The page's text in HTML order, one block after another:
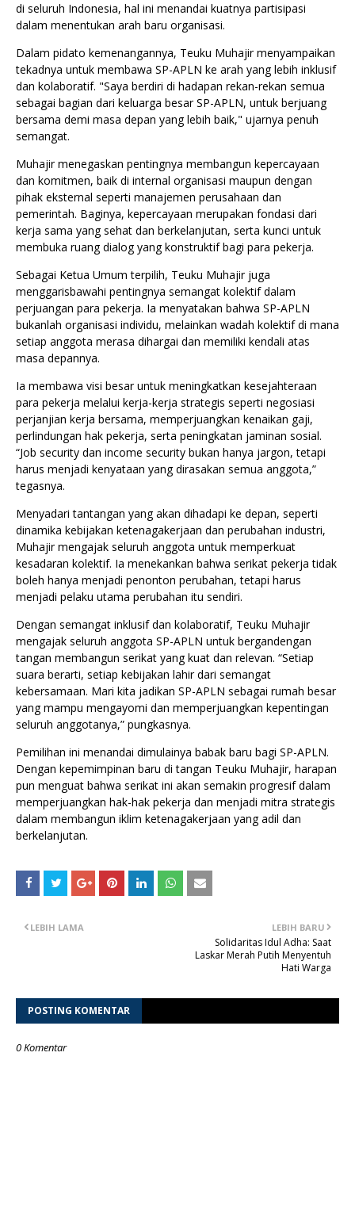
di seluruh Indonesia, hal ini menandai kuatnya partisipasi
dalam menentukan arah baru organisasi.
Dalam pidato kemenangannya, Teuku Muhajir menyampaikan
tekadnya untuk membawa SP-APLN ke arah yang lebih inklusif
dan kolaboratif. "Saya berdiri di hadapan rekan-rekan semua
sebagai bagian dari keluarga besar SP-APLN, untuk berjuang
bersama demi masa depan yang lebih baik," ujarnya penuh
semangat.
Muhajir menegaskan pentingnya membangun kepercayaan
dan komitmen, baik di internal organisasi maupun dengan
pihak eksternal seperti manajemen perusahaan dan
pemerintah. Baginya, kepercayaan merupakan fondasi dari
kerja sama yang sehat dan berkelanjutan, serta kunci untuk
membuka ruang dialog yang konstruktif bagi para pekerja.
Sebagai Ketua Umum terpilih, Teuku Muhajir juga
menggarisbawahi pentingnya semangat kolektif dalam
perjuangan para pekerja. Ia menyatakan bahwa SP-APLN
bukanlah organisasi individu, melainkan wadah kolektif di mana
setiap anggota merasa dihargai dan memiliki kendali atas
masa depannya.
Ia membawa visi besar untuk meningkatkan kesejahteraan
para pekerja melalui kerja-kerja strategis seperti negosiasi
perjanjian kerja bersama, memperjuangkan kenaikan gaji,
perlindungan hak pekerja, serta peningkatan jaminan sosial.
“Job security dan income security bukan hanya jargon, tetapi
harus menjadi kenyataan yang dirasakan semua anggota,”
tegasnya.
Menyadari tantangan yang akan dihadapi ke depan, seperti
dinamika kebijakan ketenagakerjaan dan perubahan industri,
Muhajir mengajak seluruh anggota untuk memperkuat
kesadaran kolektif. Ia menekankan bahwa serikat pekerja tidak
boleh hanya menjadi penonton perubahan, tetapi harus
menjadi pelaku utama perubahan itu sendiri.
Dengan semangat inklusif dan kolaboratif, Teuku Muhajir
mengajak seluruh anggota SP-APLN untuk bergandengan
tangan membangun serikat yang kuat dan relevan. “Setiap
suara berarti, setiap kebijakan lahir dari semangat
kebersamaan. Mari kita jadikan SP-APLN sebagai rumah besar
yang mampu mengayomi dan memperjuangkan kepentingan
seluruh anggotanya,” pungkasnya.
Pemilihan ini menandai dimulainya babak baru bagi SP-APLN.
Dengan kepemimpinan baru di tangan Teuku Muhajir, harapan
pun menguat bahwa serikat ini akan semakin progresif dalam
memperjuangkan hak-hak pekerja dan menjadi mitra strategis
dalam membangun iklim ketenagakerjaan yang adil dan
berkelanjutan.
LEBIH BARU
Solidaritas Idul Adha: Saat
Laskar Merah Putih Menyentuh
Hati Warga
LEBIH LAMA
POSTING KOMENTAR
0 Komentar